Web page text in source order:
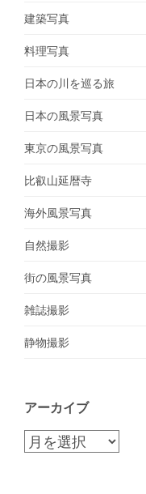
建築写真
料理写真
日本の川を巡る旅
日本の風景写真
東京の風景写真
比叡山延暦寺
海外風景写真
自然撮影
街の風景写真
雑誌撮影
静物撮影
アーカイブ
ア